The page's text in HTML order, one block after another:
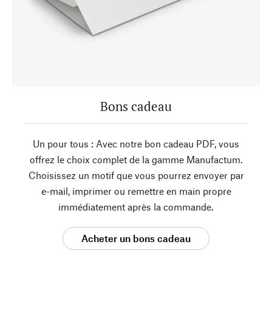
Bons cadeau
Un pour tous : Avec notre bon cadeau PDF, vous
offrez le choix complet de la gamme Manufactum.
Choisissez un motif que vous pourrez envoyer par
e-mail, imprimer ou remettre en main propre
immédiatement après la commande.
Acheter un bons cadeau